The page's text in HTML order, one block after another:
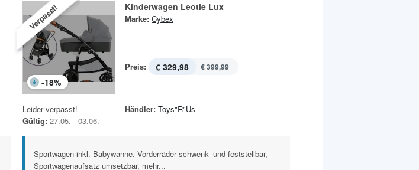
Verpasst!
-18%
Kinderwagen Leotie Lux
Marke: Cybex
Preis: € 329,98 € 399,99
Leider verpasst!
Gültig: 27.05. - 03.06.
Händler: Toys"R"Us
Sportwagen inkl. Babywanne. Vorderräder schwenk- und feststellbar,
Sportwagenaufsatz umsetzbar, mehr...